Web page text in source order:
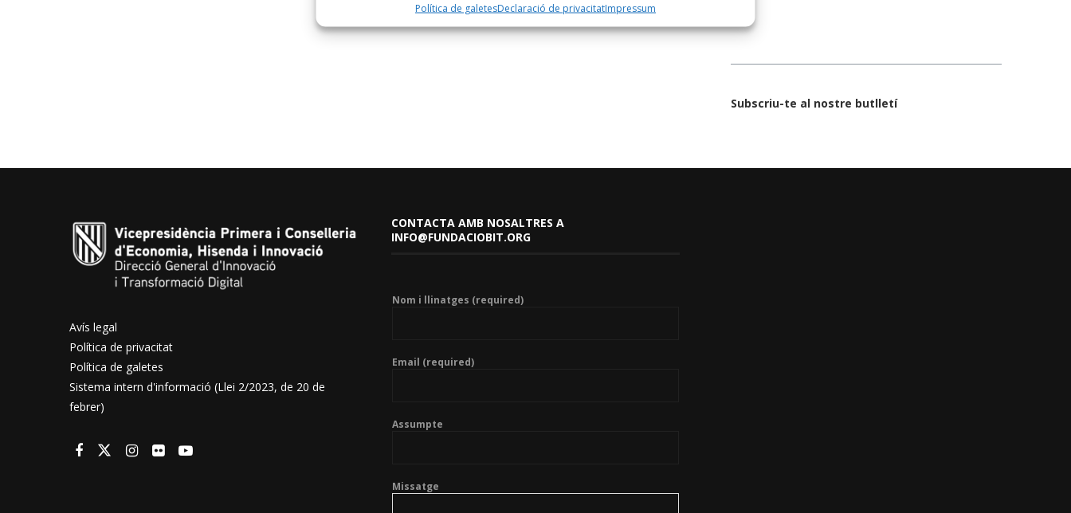
Política de galetesDeclaració de privacitatImpressum
Subscriu-te al nostre butlletí
Avís legal
Política de privacitat
Política de galetes
Sistema intern d'informació (Llei 2/2023, de 20 de
febrer)
CONTACTA AMB NOSALTRES A
INFO@FUNDACIOBIT.ORG
Nom i llinatges (required)
Email (required)
Assumpte
Missatge